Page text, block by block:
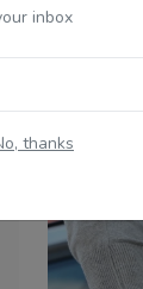
inbox
thanks